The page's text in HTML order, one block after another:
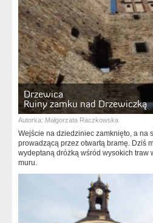
Drzewica
Ruiny zamku nad Drzewiczką
Autorka: Małgorzata Raczkowska
Wejście na dziedziniec zamknięto, a na
prowadzącą przez otwartą bramę. Dziś
wydeptaną dróżką wśród wysokich traw
muru.